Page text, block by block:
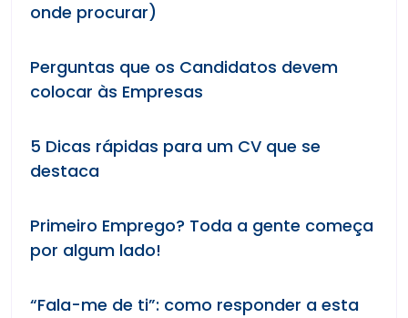
onde procurar)
Perguntas que os Candidatos devem
colocar às Empresas
5 Dicas rápidas para um CV que se
destaca
Primeiro Emprego? Toda a gente começa
por algum lado!
“Fala-me de ti”: como responder a esta